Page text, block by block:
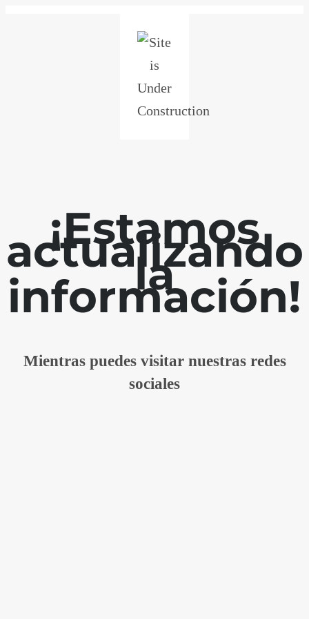
¡Estamos
actualizando
la
información!
Mientras puedes visitar nuestras redes
sociales